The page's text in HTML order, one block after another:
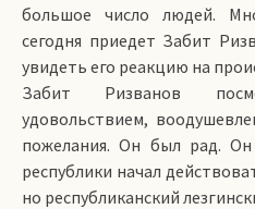
большое число людей.
сегодня приедет Забит
увидеть его реакцию на
Забит Ризванов
удовольствием,
пожелания. Он был рад.
республики начал
но республиканский